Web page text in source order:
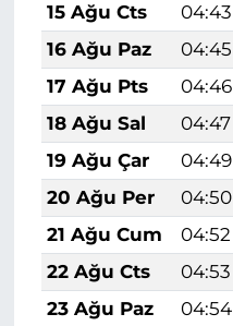
15 Ağu Cts
04:43
16 Ağu Paz
04:45
17 Ağu Pts
04:46
18 Ağu Sal
04:47
19 Ağu Çar
04:49
20 Ağu Per
04:50
21 Ağu Cum
04:52
22 Ağu Cts
04:53
23 Ağu Paz
04:54